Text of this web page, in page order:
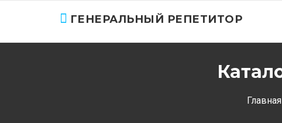
ГЕНЕРАЛЬНЫЙ РЕПЕТИТОР
Главная